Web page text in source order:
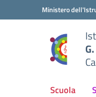
Vai ai contenuti
Vai al menu di navigazione
Ministero
Scuola